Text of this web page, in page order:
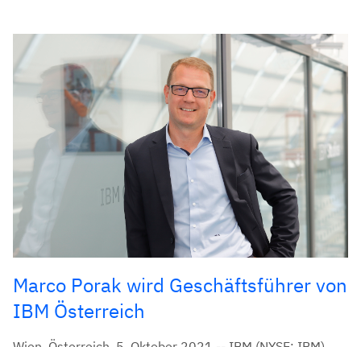
Marco Porak wird Geschäftsführer von
IBM Österreich